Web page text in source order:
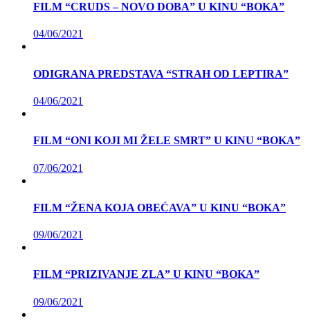
FILM “CRUDS – NOVO DOBA” U KINU “BOKA”
04/06/2021
ODIGRANA PREDSTAVA “STRAH OD LEPTIRA”
04/06/2021
FILM “ONI KOJI MI ŽELE SMRT” U KINU “BOKA”
07/06/2021
FILM “ŽENA KOJA OBEĆAVA” U KINU “BOKA”
09/06/2021
FILM “PRIZIVANJE ZLA” U KINU “BOKA”
09/06/2021